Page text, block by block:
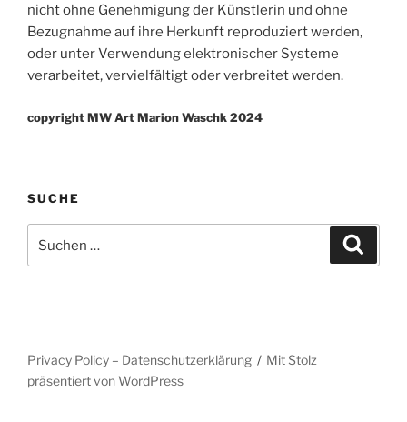
nicht ohne Genehmigung der Künstlerin und ohne
Bezugnahme auf ihre Herkunft reproduziert werden,
oder unter Verwendung elektronischer Systeme
verarbeitet, vervielfältigt oder verbreitet werden.
copyright MW Art Marion Waschk 2024
SUCHE
nach:
Privacy Policy – Datenschutzerklärung
Mit Stolz
präsentiert von WordPress